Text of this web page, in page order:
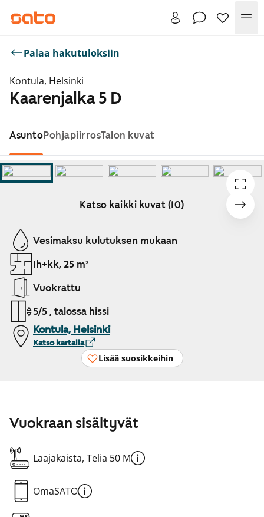
Palaa hakutuloksiin
Kontula, Helsinki
Kaarenjalka 5 D
AsuntoPohjapiirrosTalon kuvat
Katso kaikki kuvat (10)
Näytetään dia 1 / 10
Vesimaksu kulutuksen mukaan
1h+kk, 25 m²
Vuokrattu
5/5 , talossa hissi
Kontula, Helsinki
Katso kartalla
Lisää suosikkeihin
Vuokraan sisältyvät
Laajakaista, Telia 50 M
OmaSATO